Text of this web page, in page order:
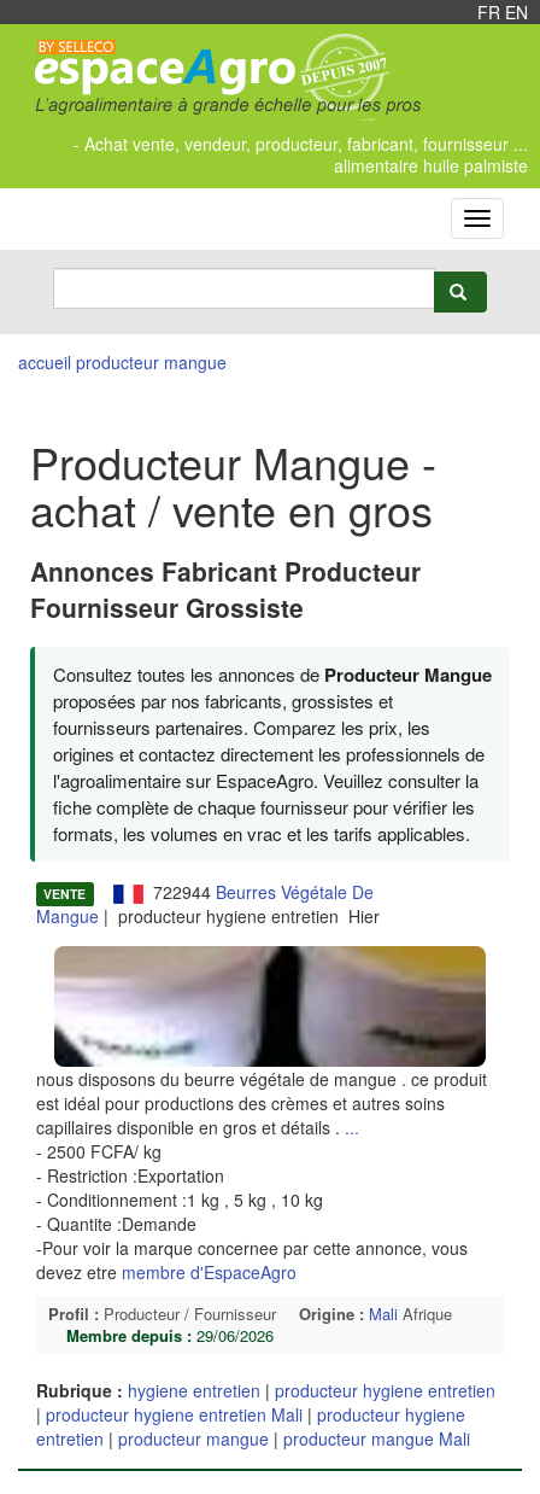
FR EN
- Achat vente, vendeur, producteur, fabricant, fournisseur ...
alimentaire huile palmiste
Toggle
accueil producteur mangue
Producteur Mangue -
achat / vente en gros
Annonces Fabricant Producteur
Fournisseur Grossiste
Consultez toutes les annonces de Producteur Mangue
proposées par nos fabricants, grossistes et
fournisseurs partenaires. Comparez les prix, les
origines et contactez directement les professionnels de
l'agroalimentaire sur EspaceAgro. Veuillez consulter la
fiche complète de chaque fournisseur pour vérifier les
formats, les volumes en vrac et les tarifs applicables.
VENTE 722944 Beurres Végétale De
Mangue | producteur hygiene entretien Hier
nous disposons du beurre végétale de mangue . ce produit
est idéal pour productions des crèmes et autres soins
capillaires disponible en gros et détails . ...
- 2500 FCFA/ kg
- Restriction :Exportation
- Conditionnement :1 kg , 5 kg , 10 kg
- Quantite :Demande
-Pour voir la marque concernee par cette annonce, vous
devez etre membre d'EspaceAgro
Profil : Producteur / Fournisseur Origine : Mali Afrique
Membre depuis : 29/06/2026
Rubrique : hygiene entretien | producteur hygiene entretien
| producteur hygiene entretien Mali | producteur hygiene
entretien | producteur mangue | producteur mangue Mali